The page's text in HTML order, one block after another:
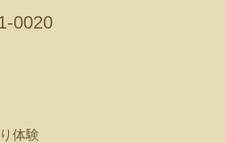
0020
体験